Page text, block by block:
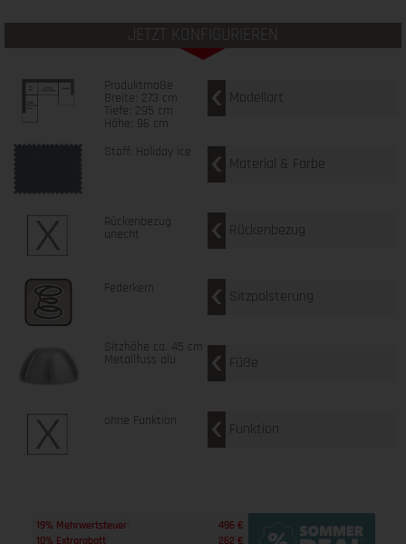
JETZT KONFIGURIEREN
Produktmaße
Breite: 273 cm
Tiefe: 295 cm
Höhe: 96 cm
Modellart
Stoff: Holiday ice
Material & Farbe
Rückenbezug
unecht Rückenbezug
Federkern Sitzpolsterung
Sitzhöhe ca. 45 cm
Metallfuss alu Füße
ohne Funktion Funktion
19% Mehrwertsteuer
496 €
10% Extrarabatt
262 €